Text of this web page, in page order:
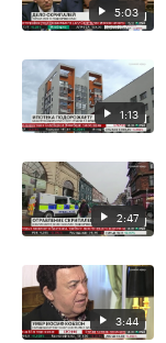
5:03
1:13
2:47
3:44